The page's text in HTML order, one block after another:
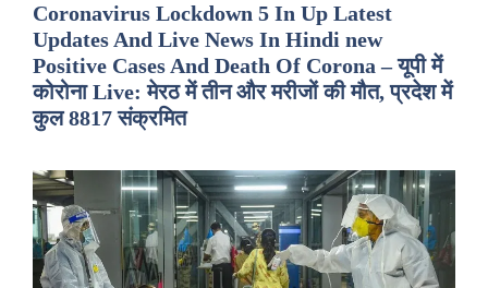
Coronavirus Lockdown 5 In Up Latest
Updates And Live News In Hindi new
Positive Cases And Death Of Corona – यूपी में
कोरोना Live: मेरठ में तीन और मरीजों की मौत, प्रदेश में
कुल 8817 संक्रमित